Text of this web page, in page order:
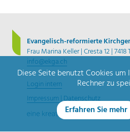
Evangelisch-reformierte
Frau Marina Keller | Cresta 12 | 7418
info@ekga.ch
Login intern
Impressum | Datenschutz
Diese Seite benutzt Cookies
Rechner zu
Erfahren Sie mehr